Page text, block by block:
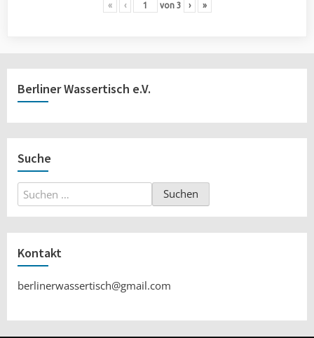
« ‹ von 3 › »
Berliner Wassertisch e.V.
Suche
Suchen
nach:
Kontakt
berlinerwassertisch@gmail.com